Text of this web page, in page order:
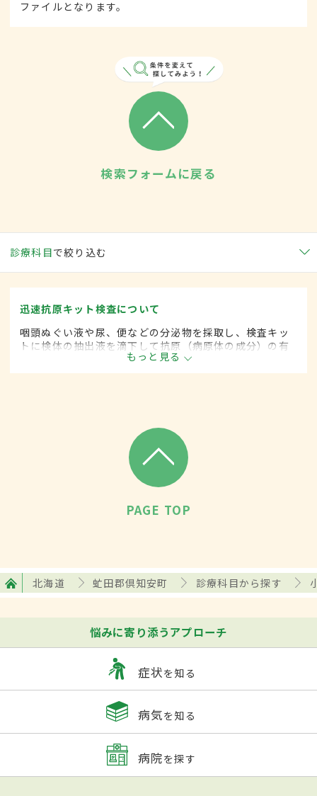
ファイルとなります。
検索フォームに戻る
診療科目で絞り込む
迅速抗原キット検査について
咽頭ぬぐい液や尿、便などの分泌物を採取し、検査キッ
トに検体の抽出液を滴下して抗原（病原体の成分）の有
無を検査する方法。細菌培養検査と違い、短時間（通常
30分以内）で結果を得ることができる。
もっと見る
PAGE TOP
北海道 虻田郡倶知安町 診療科目から探す
悩みに寄り添うアプローチ
症状を知る
病気を知る
病院を探す